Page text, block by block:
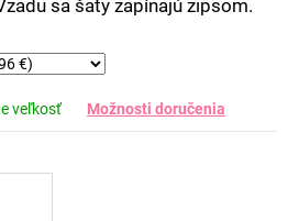
sa šaty zapínajú zipsom.
veľkosť Možnosti doručenia